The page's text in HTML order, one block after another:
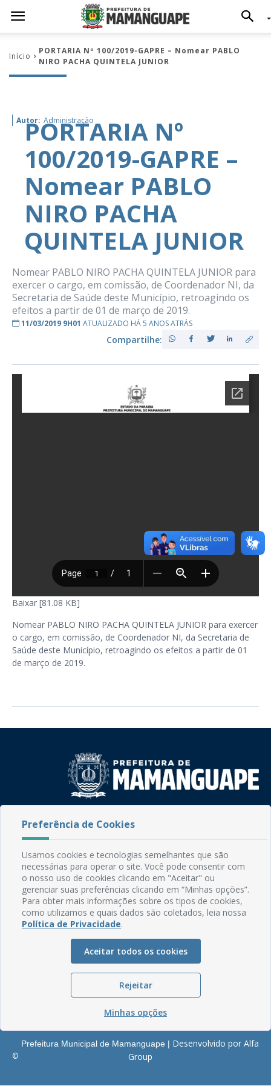
Início
PORTARIA Nº 100/2019-GAPRE – Nomear PABLO
NIRO PACHA QUINTELA JUNIOR
Autor: Administração
PORTARIA Nº
100/2019-GAPRE –
Nomear PABLO
NIRO PACHA
QUINTELA JUNIOR
Nomear PABLO NIRO PACHA QUINTELA JUNIOR para
exercer o cargo, em comissão, de Coordenador NI, da
Secretaria de Saúde deste Município, retroagindo os
efeitos a partir de 01 de março de 2019.
11/03/2019 9H01 ATUALIZADO HÁ 5 ANOS ATRÁS
Compartilhe:
Baixar [81.08 KB]
Nomear PABLO NIRO PACHA QUINTELA JUNIOR para exercer
o cargo, em comissão, de Coordenador NI, da Secretaria de
Saúde deste Município, retroagindo os efeitos a partir de 01
de março de 2019.
CEP: 58.280-000 - Mamanguape/PB
Fone: (83) 3292-2246
Email: comunicacao@mamanguape.pb.gov.br
Expediente: Segunda à Sexta, das 08h às 13h
Mapa do Site
Perguntas frequentes
Glossário
Serviços Internos
©
Prefeitura Municipal de Mamanguape | Desenvolvido por Alfa
Group
Preferência de Cookies
Usamos cookies e tecnologias semelhantes que são
necessárias para operar o site. Você pode consentir com
o nosso uso de cookies clicando em "Aceitar" ou
gerenciar suas preferências clicando em “Minhas opções”.
Para obter mais informações sobre os tipos de cookies,
como utilizamos e quais dados são coletados, leia nossa
Política de Privacidade.
Aceitar todos os cookies
Rejeitar
Minhas opções